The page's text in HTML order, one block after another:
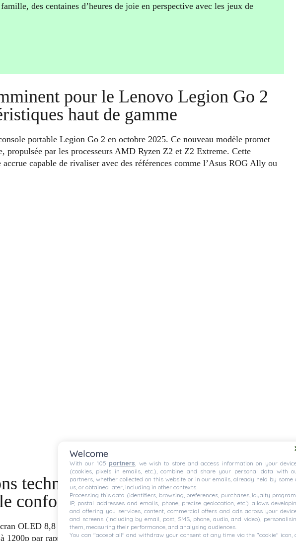
des centaines d’heures de joie en perspective avec les jeux de
pour le Lenovo Legion Go 2
haut de gamme
portable Legion Go 2 en octobre 2025. Ce nouveau modèle promet
propulsée par les processeurs AMD Ryzen Z2 et Z2 Extreme. Cette
capable de rivaliser avec des références comme l’Asus ROG Ally ou
techniques taillées pour la
confort
OLED 8,8 pouces avec une fréquence de rafraîchissement de 144 Hz.
par rapport à l’ancienne version, ce choix assure une meilleure
Welcome
With our 105partners, we wish to store and access information on your
(cookies, pixels in emails, etc.), combine and share your personal data with
partners, whether collected on this website or in our emails, already held by some
us, or obtained later, including in other contexts.
Processing this data (identifiers, browsing, preferences, purchases, loyalty
IP, postal addresses and emails, phone, precise geolocation, etc.) allows
and offering you services, content, commercial offers and ads across your
and screens (including by email, post, SMS, phone, audio, and video),
them, measuring their performance, and analysing audiences.
You can "accept all" and withdraw your consent at any time via the "cookie" icon,